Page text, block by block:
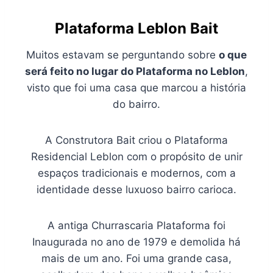
Plataforma Leblon Bait
Muitos estavam se perguntando sobre o que
será feito no lugar do Plataforma no Leblon,
visto que foi uma casa que marcou a história
do bairro.
A Construtora Bait criou o Plataforma
Residencial Leblon com o propósito de unir
espaços tradicionais e modernos, com a
identidade desse luxuoso bairro carioca.
A antiga Churrascaria Plataforma foi
Inaugurada no ano de 1979 e demolida há
mais de um ano. Foi uma grande casa,